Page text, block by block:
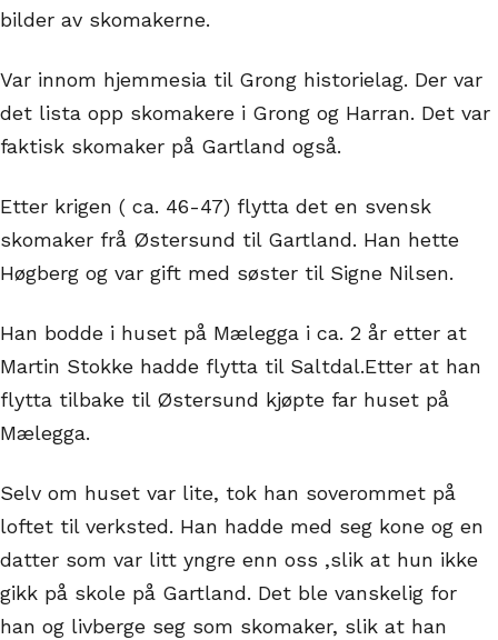
bilder av skomakerne.
Var innom hjemmesia til Grong historielag. Der var
det lista opp skomakere i Grong og Harran. Det var
faktisk skomaker på Gartland også.
Etter krigen ( ca. 46-47) flytta det en svensk
skomaker frå Østersund til Gartland. Han hette
Høgberg og var gift med søster til Signe Nilsen.
Han bodde i huset på Mælegga i ca. 2 år etter at
Martin Stokke hadde flytta til Saltdal.Etter at han
flytta tilbake til Østersund kjøpte far huset på
Mælegga.
Selv om huset var lite, tok han soverommet på
loftet til verksted. Han hadde med seg kone og en
datter som var litt yngre enn oss ,slik at hun ikke
gikk på skole på Gartland. Det ble vanskelig for
han og livberge seg som skomaker, slik at han